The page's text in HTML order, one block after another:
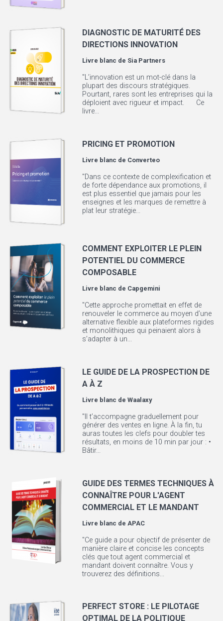
DIAGNOSTIC DE MATURITÉ DES
DIRECTIONS INNOVATION
Livre blanc de Sia Partners
"L’innovation est un mot-clé dans la
plupart des discours stratégiques.
Pourtant, rares sont les entreprises qui la
déploient avec rigueur et impact. Ce
livre...
PRICING ET PROMOTION
Livre blanc de Converteo
"Dans ce contexte de complexification et
de forte dépendance aux promotions, il
est plus essentiel que jamais pour les
enseignes et les marques de remettre à
plat leur stratégie...
COMMENT EXPLOITER LE PLEIN
POTENTIEL DU COMMERCE
COMPOSABLE
Livre blanc de Capgemini
"Cette approche promettait en effet de
renouveler le commerce au moyen d’une
alternative flexible aux plateformes rigides
et monolithiques qui peinaient alors à
s’adapter à un...
LE GUIDE DE LA PROSPECTION DE
A À Z
Livre blanc deWaalaxy
"Il t’accompagne graduellement pour
générer des ventes en ligne. À la fin, tu
auras toutes les clefs pour doubler tes
résultats, en moins de 10 min par jour : •
Bâtir...
GUIDE DES TERMES TECHNIQUES À
CONNAÎTRE POUR L'AGENT
COMMERCIAL ET LE MANDANT
Livre blanc de APAC
"Ce guide a pour objectif de présenter de
manière claire et concise les concepts
clés que tout agent commercial et
mandant doivent connaître. Vous y
trouverez des définitions...
PERFECT STORE : LE PILOTAGE
OPTIMAL DE LA POLITIQUE